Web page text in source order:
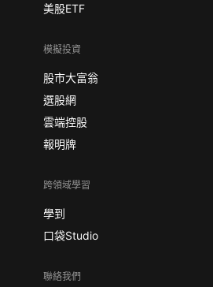
美股ETF
模擬投資
股市大富翁
選股網
雲端控股
報明牌
跨領域學習
學到
口袋Studio
聯絡我們